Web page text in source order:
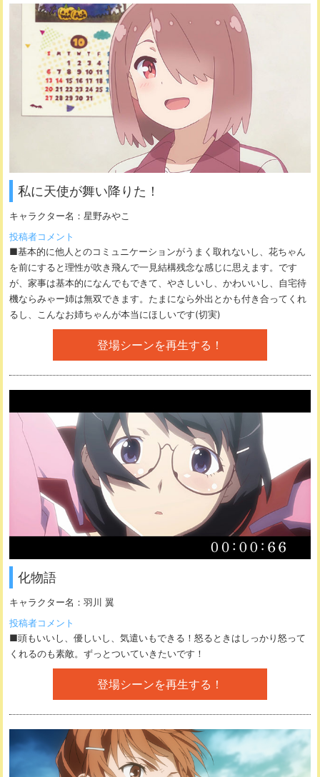
私に天使が舞い降りた！
キャラクター名：星野みやこ
投稿者コメント
■基本的に他人とのコミュニケーションがうまく取れないし、花ちゃん
を前にすると理性が吹き飛んで一見結構残念な感じに思えます。です
が、家事は基本的になんでもできて、やさしいし、かわいいし、自宅待
機ならみゃー姉は無双できます。たまになら外出とかも付き合ってくれ
るし、こんなお姉ちゃんが本当にほしいです(切実)
登場シーンを再生する！
化物語
キャラクター名：羽川 翼
投稿者コメント
■頭もいいし、優しいし、気遣いもできる！怒るときはしっかり怒って
くれるのも素敵。ずっとついていきたいです！
登場シーンを再生する！